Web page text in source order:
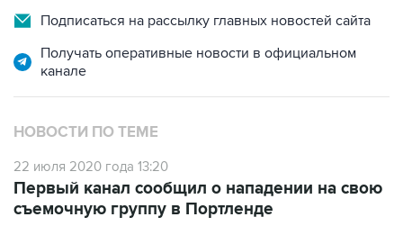
Подписаться на рассылку главных новостей сайта
Получать оперативные новости в официальном
канале
НОВОСТИ ПО ТЕМЕ
22 июля 2020 года 13:20
Первый канал сообщил о нападении на свою
съемочную группу в Портленде